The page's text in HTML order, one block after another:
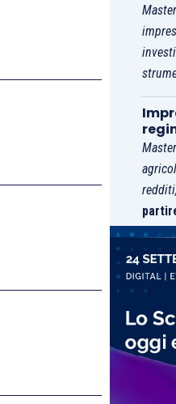
per una
in miniatura. Si
I bambini si
la collinetta.
d’acqua ti
in legno, perfetti